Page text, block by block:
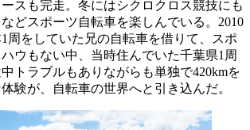
スも完走。冬にはシクロクロス競技にも
どスポーツ自転車を楽しんでいる。2010
周をしていた兄の自転車を借りて、スポ
ウもない中、当時住んでいた千葉県1周
トラブルもありながらも単独で420kmを
験が、自転車の世界へと引き込んだ。